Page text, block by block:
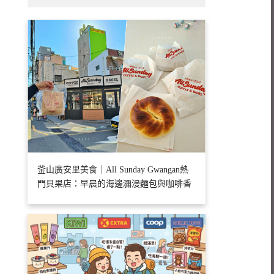
釜山廣安里美食｜All Sunday Gwangan熱
門貝果店：早晨的海邊瀰漫麵包與咖啡香